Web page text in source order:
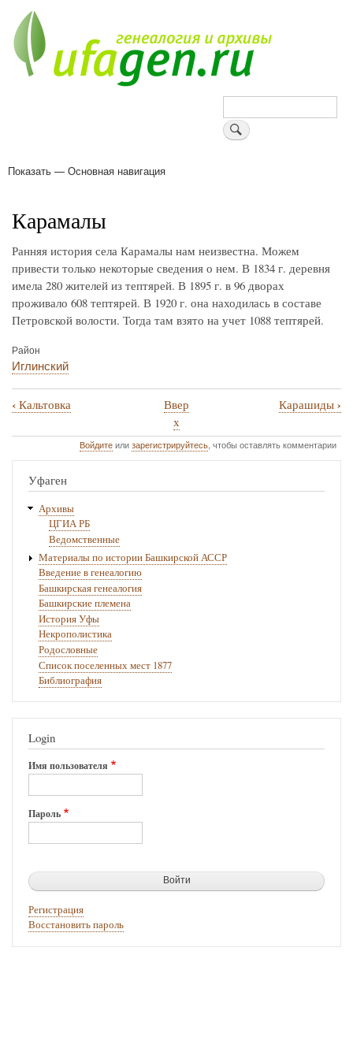
основному
содержанию
Поиск
Основная
Показать — Основная навигация
Карамалы
Ранняя история села Карамалы нам неизвестна. Можем
привести только некоторые сведения о нем. В 1834 г. деревня
имела 280 жителей из тептярей. В 1895 г. в 96 дворах
проживало 608 тептярей. В 1920 г. она находилась в составе
Петровской волости. Тогда там взято на учет 1088 тептярей.
Район
Иглинский
Перекрёстные
ссылки
книги
для
Карамалы
‹ Кальтовка
Ввер
х
Карашиды ›
Войдитеилизарегистрируйтесь, чтобы оставлять комментарии
Уфаген
Архивы
ЦГИА РБ
Ведомственные
Материалы по истории Башкирской АССР
Введение в генеалогию
Башкирская генеалогия
Башкирские племена
История Уфы
Некрополистика
Родословные
Список поселенных мест 1877
Библиография
Login
Имя пользователя
Пароль
Регистрация
Восстановить пароль